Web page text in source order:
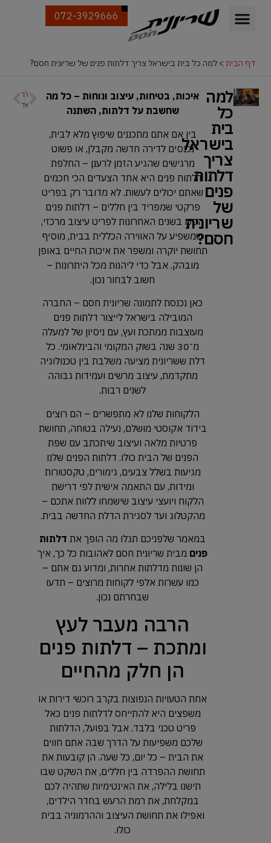
072-3929666
דף הבית > למה כל בית בישראל צריך דלתות פנים של שריונית חסם?
למה
כל
בית
בישראל
צריך
דלתות
פנים
של
שריונית
חסם?
איכות, בטיחות, עיצוב ונוחות – כל מה
שחשבת על דלתות, השתנה
בין אם אתם מתכננים שיפוץ מלא לבית,
נכנסים לדירה חדשה מקבלן, או פשוט
מרגישים שהגיע הזמן לרענן – החלפת
דלתות פנים היא אחד הצעדים הכי חכמים
שאתם יכולים לעשות. לא מדובר רק בפריט
פרקטי שמפריד בין חללים – דלתות פנים
הפכו בשנים האחרונות לפריט עיצוב מרכזי,
שמשפיע על האווירה הכללית בבית, מוסיף
תחושת יוקרה ומשפר את איכות החיים באופן
מובהק. אבל כדי ליהנות מכל היתרונות –
חשוב לבחור נכון.
כאן נכנסת לתמונה שריונית חסם – החברה
המובילה בישראל לייצור דלתות פנים
מעוצבות ממתכת ועץ, עם ניסיון של למעלה
מ־30 שנה בשוק המקומי והבינלאומי. כל
דלת ששריונית מציעה משלבת בין טכנולוגיה
מתקדמת, עיצוב מרשים ועמידות גבוהה
לשנים רבות.
הלקוחות שלנו לא מתפשרים – הם רוצים
בידוד אקוסטי מושלם, נעילה בטוחה, תחושת
פרטיות מלאה ועיצוב שיתכתב עם שפת
הפנים של הבית כולו. דלתות הפנים שלנו
מגיעות בשלל צבעים, גימורים, טקסטורות
ומידות, עם התאמה אישית לפי דרישת
הלקוח ויועצי עיצוב שישמחו ללוות אתכם –
מהקטלוג ועד לסגירת הדלת החדשה בבית.
במאמר שלפניכם תגלו מה הופך את דלתות
פנים מבית שריונית חסם לאהובות כל כך, איך
הן שונות מדלתות אחרות, ומדוע גם אתם –
כמו עשרות אלפי לקוחות מרוצים – תדעו
שבחרתם נכון.
הרבה מעבר לעץ
ומתכת – דלתות פנים
הן חלק מהחיים
אחת הטעויות הנפוצות בקרב רוכשי דירות או
משפצים היא להתייחס לדלתות פנים כאל
פריט טכני בלבד. אבל בפועל, הדלתות
שלכם משפיעות על הדרך שבה אתם חווים
את הבית – כל יום, כל שעה. הן קובעות את
תחושת ההפרדה בין חללים, את השקט שבו
תישנו בלילה, את האינטימיות שתהיה לכם
במקלחת, את רמת הרעש בחדר הילדים,
ואפילו את תחושת העיצוב וההרמוניה בבית
כולו.
הקודם
איך לבחור דלת מעוצבת שמתאימה בדיוק לסגנון של הבית שלכם?